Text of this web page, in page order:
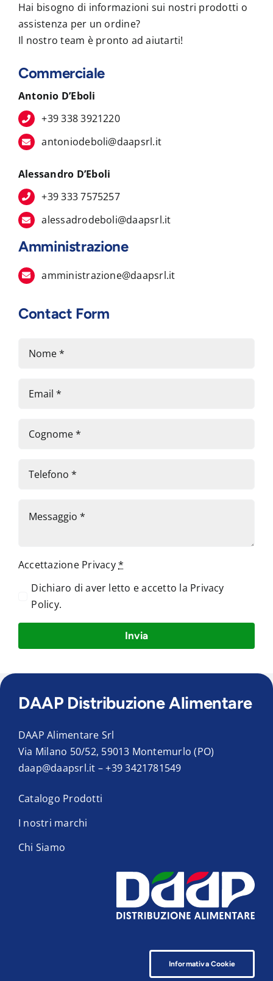
Hai bisogno di informazioni sui nostri prodotti o
assistenza per un ordine?
Il nostro team è pronto ad aiutarti!
Commerciale
Antonio D’Eboli
+39 338 3921220
antoniodeboli@daapsrl.it
Alessandro D’Eboli
+39 333 7575257
alessadrodeboli@daapsrl.it
Amministrazione
amministrazione@daapsrl.it
Contact Form
Accettazione Privacy*
Dichiaro di aver letto e accetto la Privacy
Policy.
Invia
DAAP Distribuzione Alimentare
DAAP Alimentare Srl
Via Milano 50/52, 59013 Montemurlo (PO)
daap@daapsrl.it –+39 3421781549
Catalogo Prodotti
I nostri marchi
Chi Siamo
Informativa Cookie